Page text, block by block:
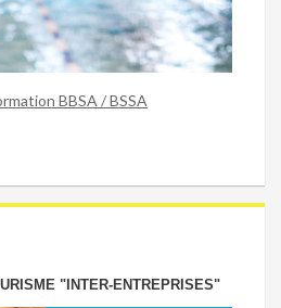
BBSA / BSSA
"INTER-ENTREPRISES"